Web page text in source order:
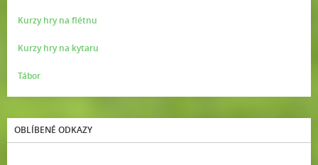
Kurzy hry na flétnu
Kurzy hry na kytaru
Tábor
OBLÍBENÉ ODKAZY